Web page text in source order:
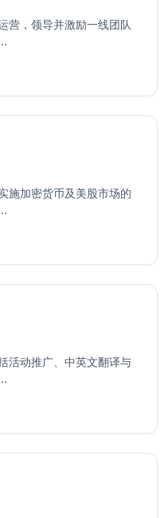
营，领导并激励一线团队
施加密货币及美股市场的
活动推广、中英文翻译与